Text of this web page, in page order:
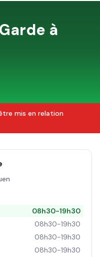
à
mis en relation
08h30-19h30
08h30-19h30
08h30-19h30
08h30-19h30